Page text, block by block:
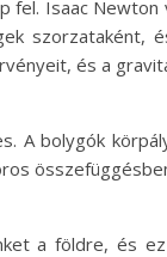
Isaac
szorzataként,
és a
A bolygók
a földre, és